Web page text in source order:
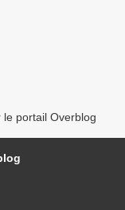
portail Overblog